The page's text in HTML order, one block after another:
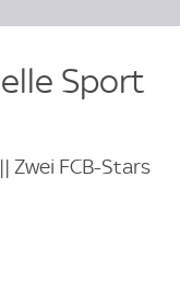
Sport
Zwei FCB-Stars